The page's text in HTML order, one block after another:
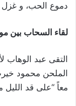
دموع الحب، و غزل
لقاء السحاب بين
الملحن محمود
معاً “على قد